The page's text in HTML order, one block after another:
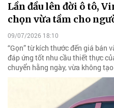
Lần đầu lên đời ô tô,
chọn vừa tầm cho
09/07/2026 18:10
“Gọn” từ kích thước đến giá bán
đáp ứng tốt nhu cầu thiết thực
chuyển hằng ngày, vừa không